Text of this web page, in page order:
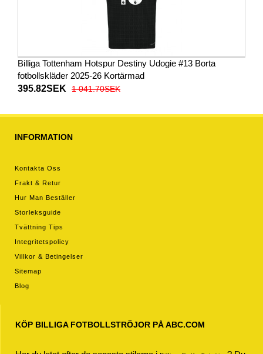
Billiga Tottenham Hotspur Destiny Udogie #13 Borta
fotbollskläder 2025-26 Kortärmad
395.82SEK
1 041.70SEK
INFORMATION
Kontakta Oss
Frakt & Retur
Hur Man Beställer
Storleksguide
Tvättning Tips
Integritetspolicy
Villkor & Betingelser
Sitemap
Blog
KÖP BILLIGA FOTBOLLSTRÖJOR PÅ ABC.COM